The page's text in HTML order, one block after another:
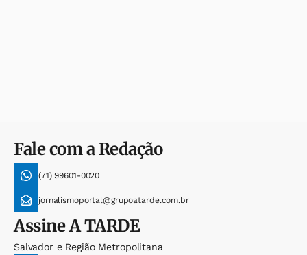
Fale com a Redação
(71) 99601-0020
jornalismoportal@grupoatarde.com.br
AssineA TARDE
Salvador e Região Metropolitana